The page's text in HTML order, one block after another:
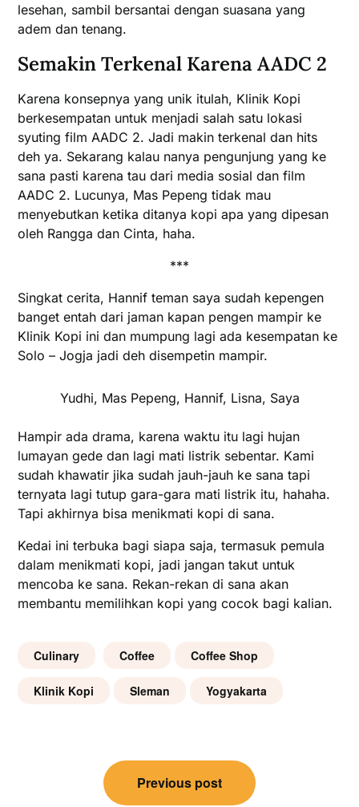
lesehan, sambil bersantai dengan suasana yang
adem dan tenang.
Semakin Terkenal Karena AADC 2
Karena konsepnya yang unik itulah, Klinik Kopi
berkesempatan untuk menjadi salah satu lokasi
syuting film AADC 2. Jadi makin terkenal dan hits
deh ya. Sekarang kalau nanya pengunjung yang ke
sana pasti karena tau dari media sosial dan film
AADC 2. Lucunya, Mas Pepeng tidak mau
menyebutkan ketika ditanya kopi apa yang dipesan
oleh Rangga dan Cinta, haha.
***
Singkat cerita, Hannif teman saya sudah kepengen
banget entah dari jaman kapan pengen mampir ke
Klinik Kopi ini dan mumpung lagi ada kesempatan ke
Solo – Jogja jadi deh disempetin mampir.
Yudhi, Mas Pepeng, Hannif, Lisna, Saya
Hampir ada drama, karena waktu itu lagi hujan
lumayan gede dan lagi mati listrik sebentar. Kami
sudah khawatir jika sudah jauh-jauh ke sana tapi
ternyata lagi tutup gara-gara mati listrik itu, hahaha.
Tapi akhirnya bisa menikmati kopi di sana.
Kedai ini terbuka bagi siapa saja, termasuk pemula
dalam menikmati kopi, jadi jangan takut untuk
mencoba ke sana. Rekan-rekan di sana akan
membantu memilihkan kopi yang cocok bagi kalian.
Culinary Coffee Coffee Shop
Klinik Kopi Sleman Yogyakarta
navigation
Previous post